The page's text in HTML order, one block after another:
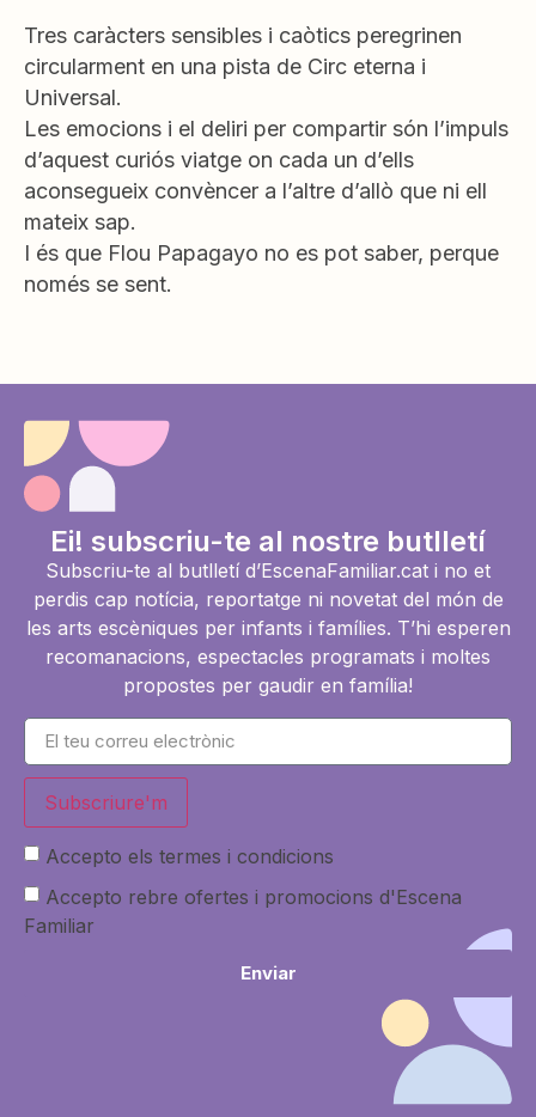
Tres caràcters sensibles i caòtics peregrinen
circularment en una pista de Circ eterna i
Universal.
Les emocions i el deliri per compartir són l’impuls
d’aquest curiós viatge on cada un d’ells
aconsegueix convèncer a l’altre d’allò que ni ell
mateix sap.
I és que Flou Papagayo no es pot saber, perque
només se sent.
Ei! subscriu-te al nostre butlletí
Subscriu-te al butlletí d’EscenaFamiliar.cat i no et
perdis cap notícia, reportatge ni novetat del món de
les arts escèniques per infants i famílies. T’hi esperen
recomanacions, espectacles programats i moltes
propostes per gaudir en família!
Subscriure'm
Accepto els termes i condicions
Accepto rebre ofertes i promocions d'Escena
Familiar
Enviar